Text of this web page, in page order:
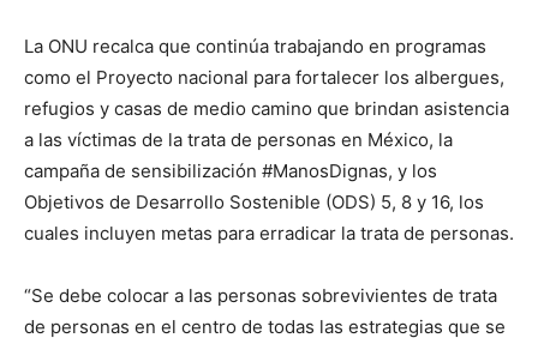
La ONU recalca que continúa trabajando en programas
como el Proyecto nacional para fortalecer los albergues,
refugios y casas de medio camino que brindan asistencia
a las víctimas de la trata de personas en México, la
campaña de sensibilización #ManosDignas, y los
Objetivos de Desarrollo Sostenible (ODS) 5, 8 y 16, los
cuales incluyen metas para erradicar la trata de personas.
“Se debe colocar a las personas sobrevivientes de trata
de personas en el centro de todas las estrategias que se